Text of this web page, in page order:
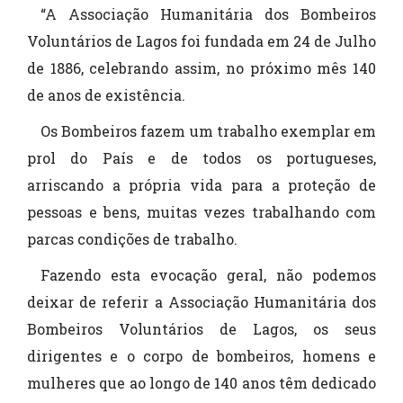
“A Associação Humanitária dos Bombeiros
Voluntários de Lagos foi fundada em 24 de Julho
de 1886, celebrando assim, no próximo mês 140
de anos de existência.
Os Bombeiros fazem um trabalho exemplar em
prol do País e de todos os portugueses,
arriscando a própria vida para a proteção de
pessoas e bens, muitas vezes trabalhando com
parcas condições de trabalho.
Fazendo esta evocação geral, não podemos
deixar de referir a Associação Humanitária dos
Bombeiros Voluntários de Lagos, os seus
dirigentes e o corpo de bombeiros, homens e
mulheres que ao longo de 140 anos têm dedicado